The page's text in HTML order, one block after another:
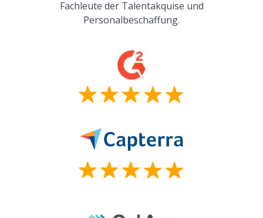
Fachleute der Talentakquise und
Personalbeschaffung.